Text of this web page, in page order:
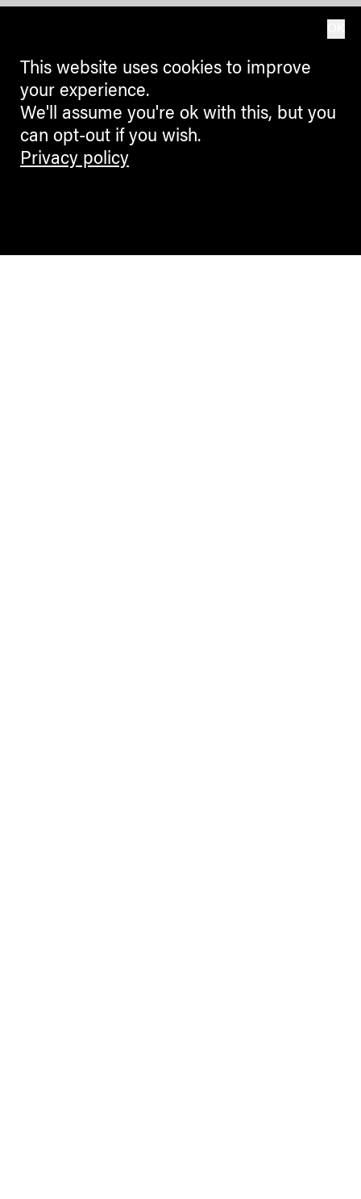
This website uses cookies to improve
your experience.
We'll assume you're ok with this, but you
can opt-out if you wish.
Privacy policy